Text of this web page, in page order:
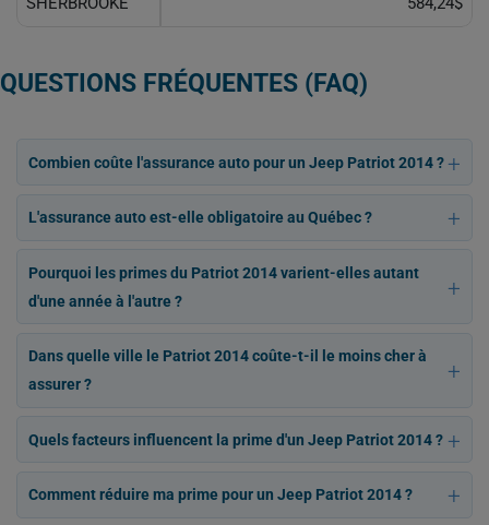
QUESTIONS FRÉQUENTES (FAQ)
Combien coûte l'assurance auto pour un Jeep Patriot 2014 ?
L'assurance auto est-elle obligatoire au Québec ?
Pourquoi les primes du Patriot 2014 varient-elles autant
d'une année à l'autre ?
Dans quelle ville le Patriot 2014 coûte-t-il le moins cher à
assurer ?
Quels facteurs influencent la prime d'un Jeep Patriot 2014 ?
Comment réduire ma prime pour un Jeep Patriot 2014 ?